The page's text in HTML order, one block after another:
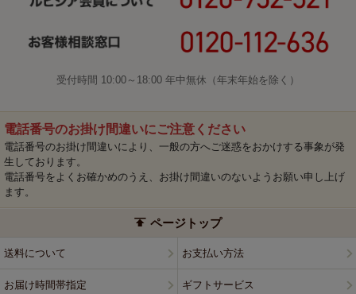
受付時間 10:00～18:00 年中無休（年末年始を除く）
電話番号のお掛け間違いにご注意ください
電話番号のお掛け間違いにより、一般の方へご迷惑をおかけする事象が発
生しております。
電話番号をよくお確かめのうえ、お掛け間違いのないようお願い申し上げ
ます。
ページトップ
送料について お支払い方法
お届け時間帯指定 ギフトサービス